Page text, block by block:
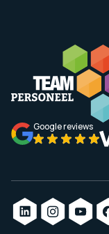
Google reviews